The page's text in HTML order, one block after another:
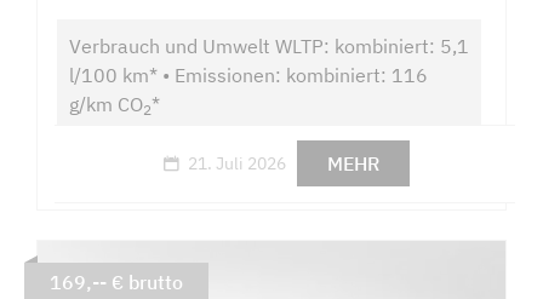
Verbrauch und Umwelt WLTP: kombiniert: 5,1
l/100 km* • Emissionen: kombiniert: 116
g/km CO2*
21. Juli 2026 MEHR
169,-- € brutto